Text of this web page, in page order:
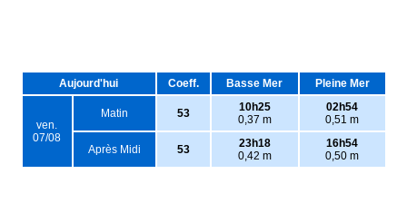
Aujourd'hui Coeff. Basse Mer Pleine Mer
ven.
07/08
Matin 53
10h25
0,37 m
02h54
0,51 m
Après Midi 53
23h18
0,42 m
16h54
0,50 m